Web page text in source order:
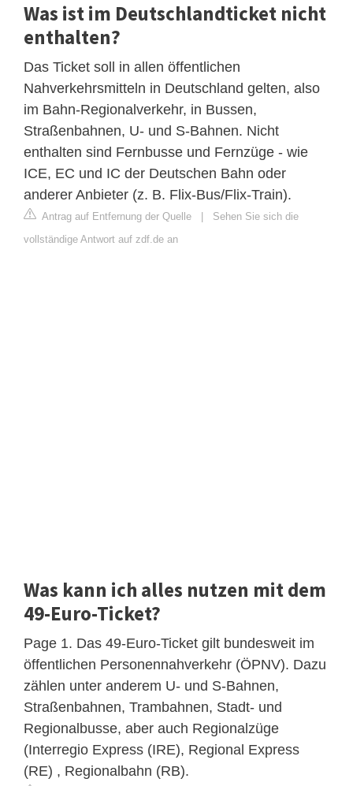
Was ist im Deutschlandticket nicht
enthalten?
Das Ticket soll in allen öffentlichen
Nahverkehrsmitteln in Deutschland gelten, also
im Bahn-Regionalverkehr, in Bussen,
Straßenbahnen, U- und S-Bahnen. Nicht
enthalten sind Fernbusse und Fernzüge - wie
ICE, EC und IC der Deutschen Bahn oder
anderer Anbieter (z. B. Flix-Bus/Flix-Train).
Antrag auf Entfernung der Quelle
Sehen Sie sich die
vollständige Antwort auf zdf.de an
Was kann ich alles nutzen mit dem
49-Euro-Ticket?
Page 1. Das 49-Euro-Ticket gilt bundesweit im
öffentlichen Personennahverkehr (ÖPNV). Dazu
zählen unter anderem U- und S-Bahnen,
Straßenbahnen, Trambahnen, Stadt- und
Regionalbusse, aber auch Regionalzüge
(Interregio Express (IRE), Regional Express
(RE) , Regionalbahn (RB).